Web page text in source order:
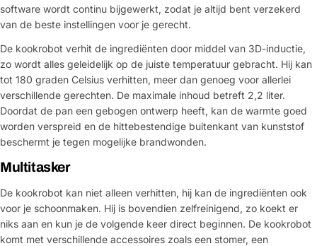
software wordt continu bijgewerkt, zodat je altijd bent verzekerd
van de beste instellingen voor je gerecht.
De kookrobot verhit de ingrediënten door middel van 3D-inductie,
zo wordt alles geleidelijk op de juiste temperatuur gebracht. Hij kan
tot 180 graden Celsius verhitten, meer dan genoeg voor allerlei
verschillende gerechten. De maximale inhoud betreft 2,2 liter.
Doordat de pan een gebogen ontwerp heeft, kan de warmte goed
worden verspreid en de hittebestendige buitenkant van kunststof
beschermt je tegen mogelijke brandwonden.
Multitasker
De kookrobot kan niet alleen verhitten, hij kan de ingrediënten ook
voor je schoonmaken. Hij is bovendien zelfreinigend, zo koekt er
niks aan en kun je de volgende keer direct beginnen. De kookrobot
komt met verschillende accessoires zoals een stomer, een